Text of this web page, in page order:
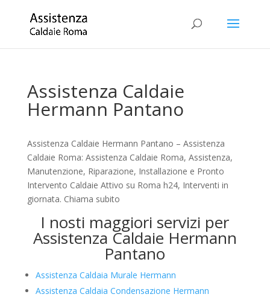
Assistenza Caldaie
Hermann Pantano
Assistenza Caldaie Hermann Pantano – Assistenza
Caldaie Roma: Assistenza Caldaie Roma, Assistenza,
Manutenzione, Riparazione, Installazione e Pronto
Intervento Caldaie Attivo su Roma h24, Interventi in
giornata. Chiama subito
I nosti maggiori servizi per
Assistenza Caldaie Hermann
Pantano
Assistenza Caldaia Murale Hermann
Assistenza Caldaia Condensazione Hermann